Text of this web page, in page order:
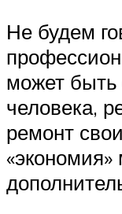
Не будем
может быть
человека,
ремонт
«экономия»